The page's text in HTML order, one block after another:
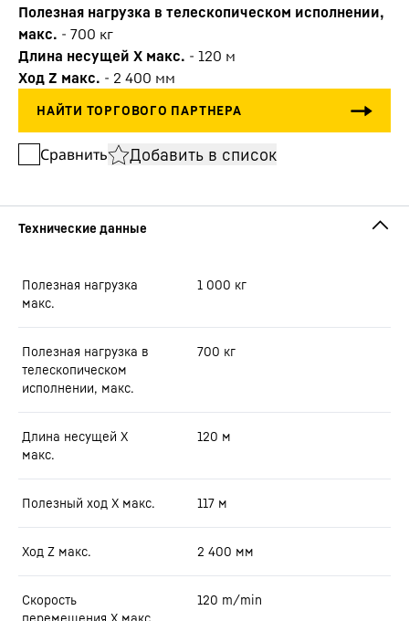
Полезная нагрузка в телескопическом исполнении,
макс. - 700 кг
Длина несущей X макс. - 120 м
Ход Z макс. - 2 400 мм
Сравнить Добавить в список
Полезная нагрузка
макс.
1 000 кг
Полезная нагрузка в
телескопическом
исполнении, макс.
700 кг
Длина несущей X
макс.
120 м
Полезный ход X макс. 117 м
Ход Z макс. 2 400 мм
Скорость
перемещения X макс.
120 m/min